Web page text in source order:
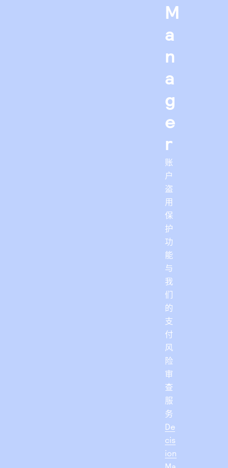
M
a
n
a
g
e
r
账
户
盗
用
保
护
功
能
与
我
们
的
支
付
风
险
审
查
服
务
De
cis
ion